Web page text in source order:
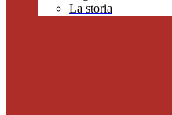
La storia